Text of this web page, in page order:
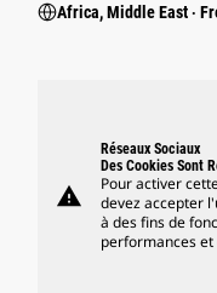
Africa, Middle East ‧
warning
Réseaux Sociaux
Des Cookies Sont
Pour activer
devez accepter
à des fins de
performances et